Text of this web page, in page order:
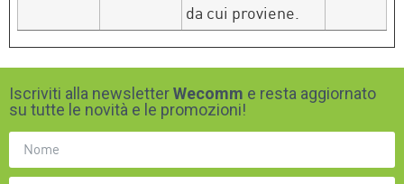
da cui proviene.
Iscriviti alla newsletterWecomm e resta aggiornato
su tutte le novità e le promozioni!